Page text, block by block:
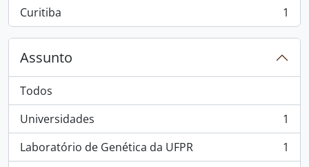
Curitiba
, 1 resultados 1
Assunto
Todos
Universidades
, 1 resultados
1
Laboratório de Genética da UFPR
, 1 resultados
1